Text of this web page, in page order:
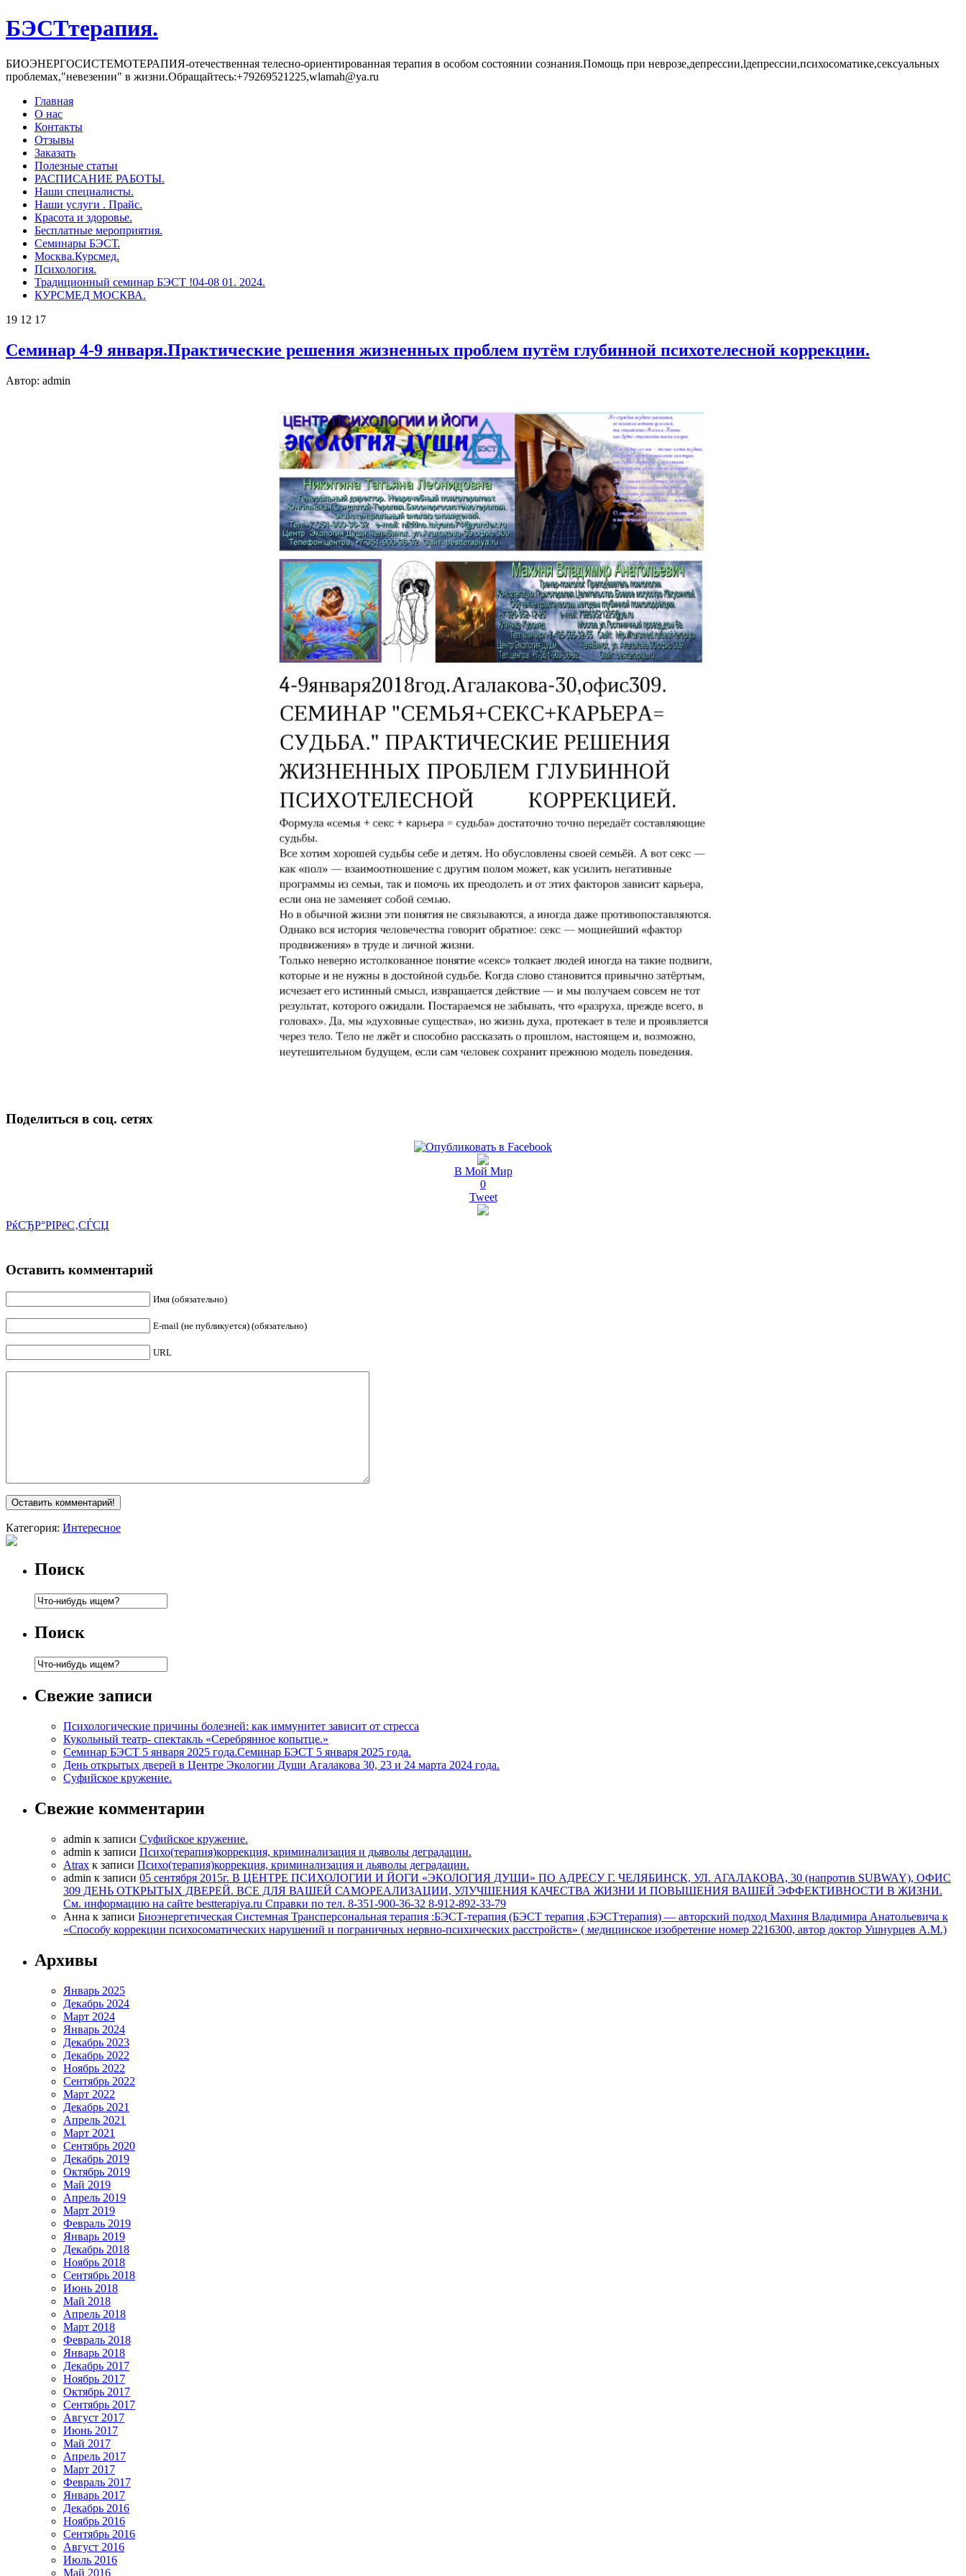
БЭСТтерапия.
БИОЭНЕРГОСИCТЕМОТЕРАПИЯ-отечественная телесно-ориентированная терапия в особом состоянии сознания.Помощь при неврозе,депрессии,lдепрессии,психосоматике,сексуальных
проблемах,"невезении" в жизни.Обращайтесь:+79269521225,wlamah@ya.ru
Главная
О нас
Контакты
Отзывы
Заказать
Полезные статьи
РАСПИСАНИЕ РАБОТЫ.
Наши специалисты.
Наши услуги . Прайс.
Красота и здоровье.
Бесплатные мероприятия.
Семинары БЭСТ.
Москва.Курсмед.
Психология.
Традиционный семинар БЭСТ !04-08 01. 2024.
КУРСМЕД МОСКВА.
19 12 17
Семинар 4-9 января.Практические решения жизненных проблем путём глубинной психотелесной коррекции.
Автор: admin
Поделиться в соц. сетях
В Мой Мир
0
Tweet
РќСЂР°РІРёС‚СЃСЏ
Оставить комментарий
Имя (обязательно)
E-mail (не публикуется) (обязательно)
URL
Категория: Интересное
Поиск
Поиск
Свежие записи
Психологические причины болезней: как иммунитет зависит от стресса
Кукольный театр- спектакль «Серебрянное копытце.»
Семинар БЭСТ 5 января 2025 года.Семинар БЭСТ 5 января 2025 года.
День открытых дверей в Центре Экологии Души Агалакова 30, 23 и 24 марта 2024 года.
Суфийское кружение.
Свежие комментарии
admin к записи Суфийское кружение.
admin к записи Психо(терапия)коррекция, криминализация и дьяволы деградации.
Atrax к записи Психо(терапия)коррекция, криминализация и дьяволы деградации.
admin к записи 05 сентября 2015г. В ЦЕНТРЕ ПСИХОЛОГИИ И ЙОГИ «ЭКОЛОГИЯ ДУШИ» ПО АДРЕСУ Г. ЧЕЛЯБИНСК, УЛ. АГАЛАКОВА, 30 (напротив SUBWAY), ОФИС
309 ДЕНЬ ОТКРЫТЫХ ДВЕРЕЙ. ВСЕ ДЛЯ ВАШЕЙ САМОРЕАЛИЗАЦИИ, УЛУЧШЕНИЯ КАЧЕСТВА ЖИЗНИ И ПОВЫШЕНИЯ ВАШЕЙ ЭФФЕКТИВНОСТИ В ЖИЗНИ.
См. информацию на сайте bestterapiya.ru Справки по тел. 8-351-900-36-32 8-912-892-33-79
Анна к записи Биоэнергетическая Системная Трансперсональная терапия :БЭСТ-терапия (БЭСТ терапия ,БЭСТтерапия) — авторский подход Махиня Владимира Анатольевича к
«Способу коррекции психосоматических нарушений и пограничных нервно-психических расстройств» ( медицинское изобретение номер 2216300, автор доктор Ушнурцев А.М.)
Архивы
Январь 2025
Декабрь 2024
Март 2024
Январь 2024
Декабрь 2023
Декабрь 2022
Ноябрь 2022
Сентябрь 2022
Март 2022
Декабрь 2021
Апрель 2021
Март 2021
Сентябрь 2020
Декабрь 2019
Октябрь 2019
Май 2019
Апрель 2019
Март 2019
Февраль 2019
Январь 2019
Декабрь 2018
Ноябрь 2018
Сентябрь 2018
Июнь 2018
Май 2018
Апрель 2018
Март 2018
Февраль 2018
Январь 2018
Декабрь 2017
Ноябрь 2017
Октябрь 2017
Сентябрь 2017
Август 2017
Июнь 2017
Май 2017
Апрель 2017
Март 2017
Февраль 2017
Январь 2017
Декабрь 2016
Ноябрь 2016
Сентябрь 2016
Август 2016
Июль 2016
Май 2016